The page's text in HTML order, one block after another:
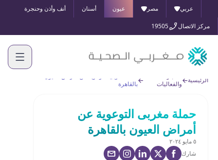
عربي مصر عيون أسنان أنف وأذن وحنجرة
مركز الاتصال 19505
الرئيسية
والفعاليات
بالقاهرة
حملة مغربى التوعوية عن
أمراض العيون بالقاهرة
٥ مايو ٢٠٢٤
شارك